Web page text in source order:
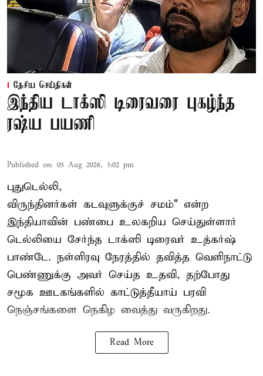
தேசிய செய்திகள்
இந்திய டாக்ஸி டிரைவரை புகழ்ந்த
ரஷ்ய பயணி
Published on: 05 Aug 2026, 3:02 pm
புதுடெல்லி,
விருந்தினர்கள் கடவுளுக்குச் சமம்" என்ற
இந்தியாவின் பண்பை உலகறிய செய்துள்ளார்
டெல்லியை சேர்ந்த டாக்ஸி டிரைவர் உத்கர்ஷ்
பாண்டே. நள்ளிரவு நேரத்தில் தவித்த வெளிநாட்டு
பெண்ணுக்கு அவர் செய்த உதவி, தற்போது
சமூக ஊடகங்களில் காட்டுத்தீயாய் பரவி
நெஞ்சங்களை நெகிழ வைத்து வருகிறது.
Read More